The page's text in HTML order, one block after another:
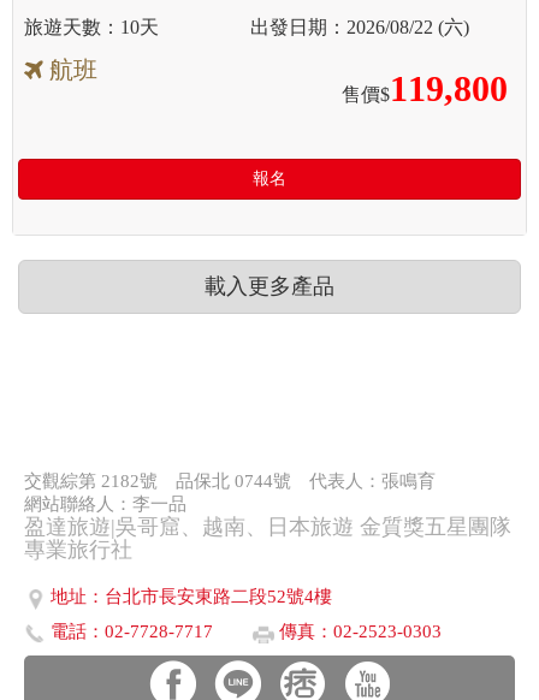
10天 2026/08/22 (六)
航班
售價$119,800
報名
載入更多產品
交觀綜第 2182號 品保北 0744號
代表人：張鳴育
網站聯絡人：李一品
盈達旅遊|吳哥窟、越南、日本旅遊 金質獎五星團隊
專業旅行社
地址：台北市長安東路二段52號4樓
電話：02-7728-7717
傳真：02-2523-0303